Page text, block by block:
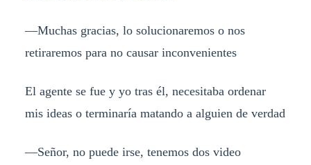
—Muchas gracias, lo solucionaremos o nos
retiraremos para no causar inconvenientes
El agente se fue y yo tras él, necesitaba ordenar
mis ideas o terminaría matando a alguien de verdad
—Señor, no puede irse, tenemos dos video